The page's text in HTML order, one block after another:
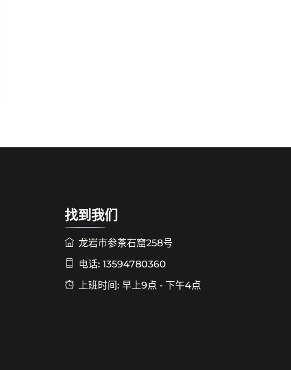
找到我们
龙岩市参茶石窟258号
电话: 13594780360
上班时间: 早上9点 - 下午4点